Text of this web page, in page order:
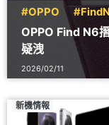
#OPPO
OPPO Find N6
疑洩
2026/02/11
新機情報